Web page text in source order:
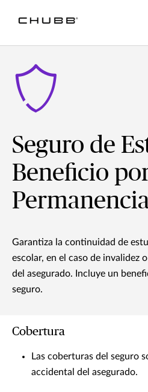
Seguro de
Beneficio
Garantiza la continuidad de
escolar, en el caso de invalidez
del asegurado. Incluye un
seguro.
Cobertura
Las coberturas del seguro
accidental del asegurado.